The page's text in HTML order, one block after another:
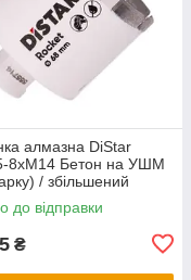
алмазна DiStar
8хM14 Бетон на УШМ
/ збільшений
300+ отворів
до відправки
₴